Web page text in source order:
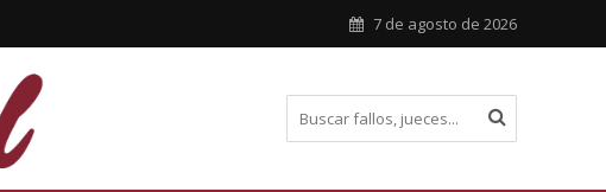
7 de agosto de 2026